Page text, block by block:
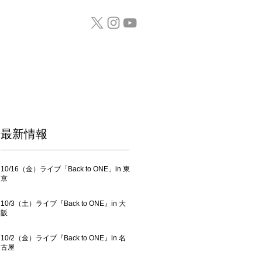
​最新情報
10/16（金）ライブ「Back to ONE」in 東
京
10/3（土）ライブ『Back to ONE』in 大
阪
10/2（金）ライブ『Back to ONE』in 名
古屋